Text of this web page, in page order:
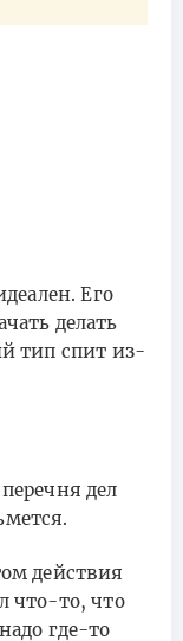
Его
делать
тип спит из-
дел
действия
что-то, что
где-то